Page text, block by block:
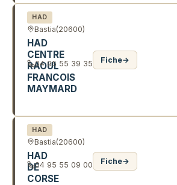
HAD
Bastia(20600)
HAD
CENTRE
RAOUL
FRANCOIS
MAYMARD
04 95 55 39 35 Fiche→
HAD
Bastia(20600)
HAD
DE
CORSE
04 95 55 09 00 Fiche→